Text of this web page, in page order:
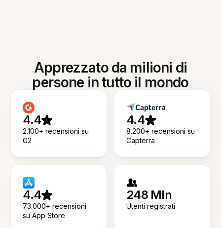
Apprezzato da milioni di
persone in tutto il mondo
4.4
2.100+ recensioni su
G2
4.4
8.200+ recensioni su
Capterra
4.4
73.000+ recensioni
su App Store
248 Mln
Utenti registrati